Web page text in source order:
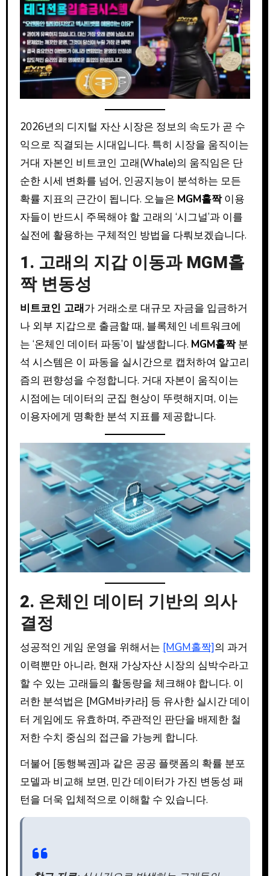
2026년의 디지털 자산 시장은 정보의 속도가 곧 수
익으로 직결되는 시대입니다. 특히 시장을 움직이는
거대 자본인 비트코인 고래(Whale)의 움직임은 단
순한 시세 변화를 넘어, 인공지능이 분석하는 모든
확률 지표의 근간이 됩니다. 오늘은 MGM홀짝이용
자들이 반드시 주목해야 할 고래의 ‘시그널’과 이를
실전에 활용하는 구체적인 방법을 다뤄보겠습니다.
1. 고래의 지갑 이동과 MGM홀
짝 변동성
비트코인 고래가 거래소로 대규모 자금을 입금하거
나 외부 지갑으로 출금할 때, 블록체인 네트워크에
는 ‘온체인 데이터 파동’이 발생합니다. MGM홀짝분
석 시스템은 이 파동을 실시간으로 캡처하여 알고리
즘의 편향성을 수정합니다. 거대 자본이 움직이는
시점에는 데이터의 군집 현상이 뚜렷해지며, 이는
이용자에게 명확한 분석 지표를 제공합니다.
2. 온체인 데이터 기반의 의사
결정
성공적인 게임 운영을 위해서는 [MGM홀짝]의 과거
이력뿐만 아니라, 현재 가상자산 시장의 심박수라고
할 수 있는 고래들의 활동량을 체크해야 합니다. 이
러한 분석법은 [MGM바카라] 등 유사한 실시간 데이
터 게임에도 유효하며, 주관적인 판단을 배제한 철
저한 수치 중심의 접근을 가능케 합니다.
더불어 [동행복권]과 같은 공공 플랫폼의 확률 분포
모델과 비교해 보면, 민간 데이터가 가진 변동성 패
턴을 더욱 입체적으로 이해할 수 있습니다.